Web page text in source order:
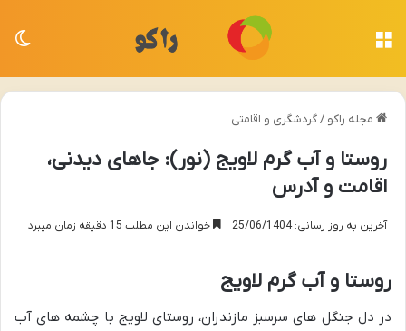
مجله راکو /گردشگری و اقامتی
روستا و آب گرم لاویج (نور): جاهای دیدنی،
اقامت و آدرس
آخرین به روز رسانی: 25/06/1404 خواندن این مطلب 15 دقیقه زمان میبرد
روستا و آب گرم لاویج
در دل جنگل های سرسبز مازندران، روستای لاویج با چشمه های آب